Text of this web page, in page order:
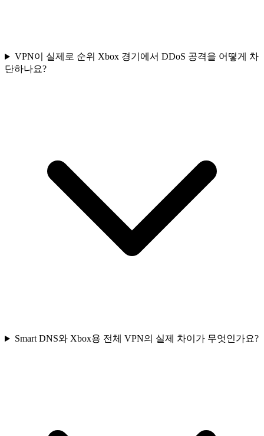
VPN이 실제로 순위 Xbox 경기에서 DDoS 공격을 어떻게 차
단하나요?
Smart DNS와 Xbox용 전체 VPN의 실제 차이가 무엇인가요?